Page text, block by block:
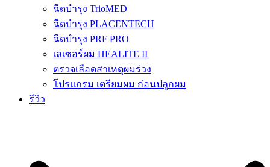
ฉีดบำรุง TrioMED
ฉีดบำรุง PLACENTECH
ฉีดบำรุง PRF PRO
เลเซอร์ผม HEALITE II
ตรวจเลือดสาเหตุผมร่วง
โปรแกรม เตรียมผม ก่อนปลูกผม
รีวิว